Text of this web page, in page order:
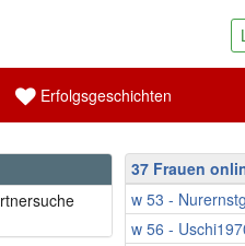
Erfolgsgeschichten
37 Frauen
w 53 -
w 56 -